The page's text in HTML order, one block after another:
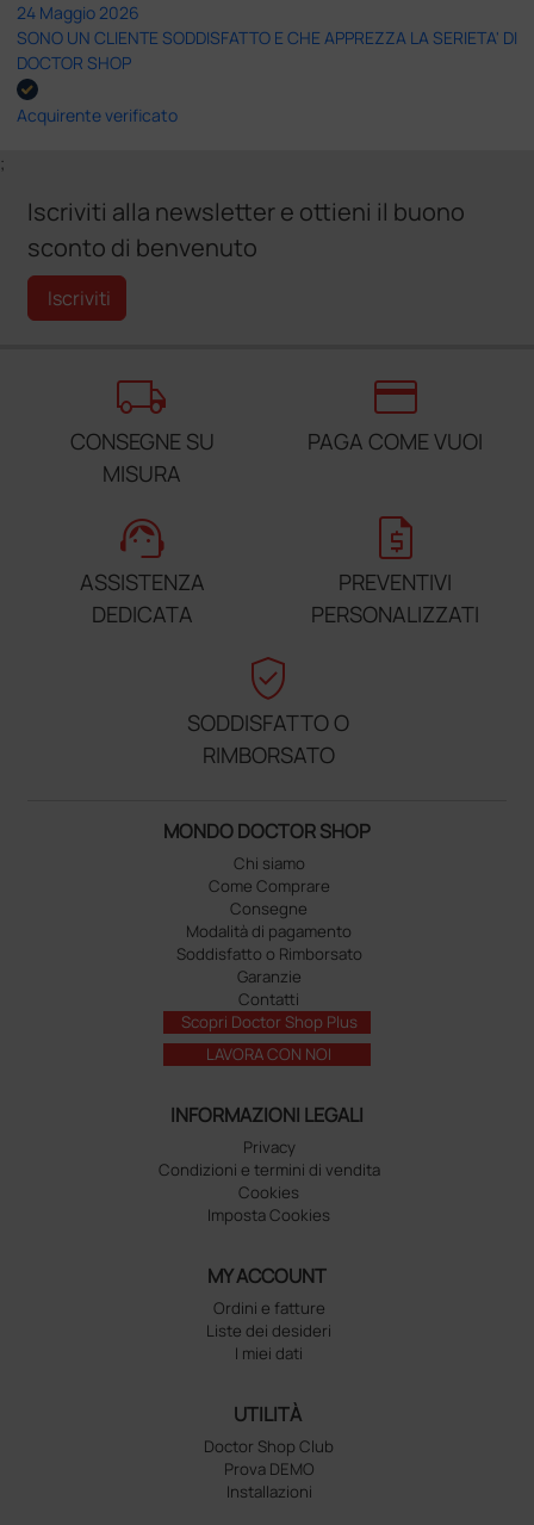
24 Maggio 2026
SONO UN CLIENTE SODDISFATTO E CHE APPREZZA LA SERIETA' DI
DOCTOR SHOP
Acquirente verificato
;
Iscriviti alla newsletter e ottieni il buono
sconto di benvenuto
Iscriviti
local_shipping
CONSEGNE SU
MISURA
credit_card
PAGA COME VUOI
support_agent
ASSISTENZA
DEDICATA
request_quote
PREVENTIVI
PERSONALIZZATI
verified_user
SODDISFATTO O
RIMBORSATO
MONDO DOCTOR SHOP
Chi siamo
Come Comprare
Consegne
Modalità di pagamento
Soddisfatto o Rimborsato
Garanzie
Contatti
Scopri Doctor Shop Plus
LAVORA CON NOI
INFORMAZIONI LEGALI
Privacy
Condizioni e termini di vendita
Cookies
Imposta Cookies
MY ACCOUNT
Ordini e fatture
Liste dei desideri
I miei dati
UTILITÀ
Doctor Shop Club
Prova DEMO
Installazioni